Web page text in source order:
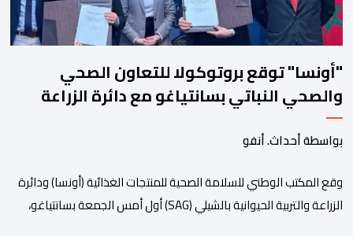
"أونسا" توقع بروتوكولا للتعاون الصحي
والصحي النباتي بسانتياغو مع دائرة الزراعة
وتربية المواشي
بواسطة أحداث. أنفو
وقع المكتب الوطني للسلامة الصحية للمنتجات الغذائية (أونسا) ودائرة
الزراعة والتربية الحيوانية بالشيلي (SAG) أول أمس الجمعة بسانتياغو،